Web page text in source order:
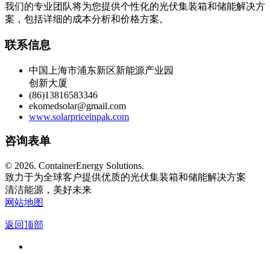
我们的专业团队将为您提供个性化的光伏集装箱和储能解决方
案，包括详细的成本分析和价格方案。
联系信息
中国上海市浦东新区新能源产业园
创新大厦
(86)13816583346
ekomedsolar@gmail.com
www.solarpriceinpak.com
咨询表单
© 2026. ContainerEnergy Solutions.
致力于为全球客户提供优质的光伏集装箱和储能解决方案
清洁能源，美好未来
网站地图
返回顶部